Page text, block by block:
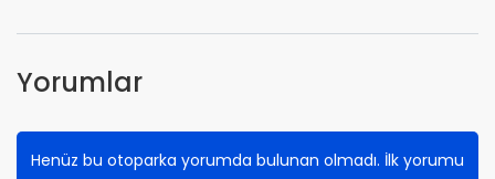
Yorumlar
Henüz bu otoparka yorumda bulunan olmadı. İlk yorumu